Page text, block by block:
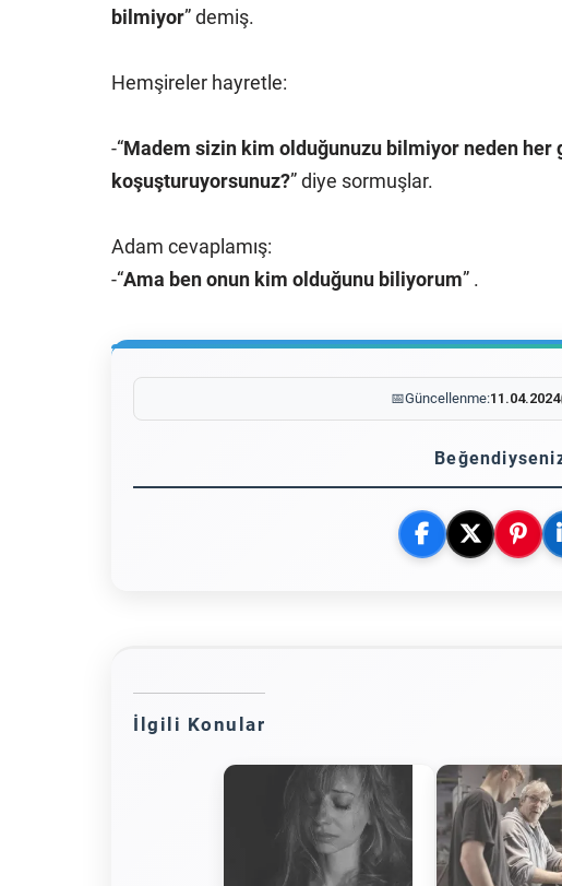
bilmiyor” demiş.
Hemşireler hayretle:
-“Madem sizin kim olduğunuzu bilmiyor neden her
koşuşturuyorsunuz?” diye sormuşlar.
Adam cevaplamış:
-“Ama ben onun kim olduğunu biliyorum” .
📅Güncellenme:11.04.2024
İlgili Konular